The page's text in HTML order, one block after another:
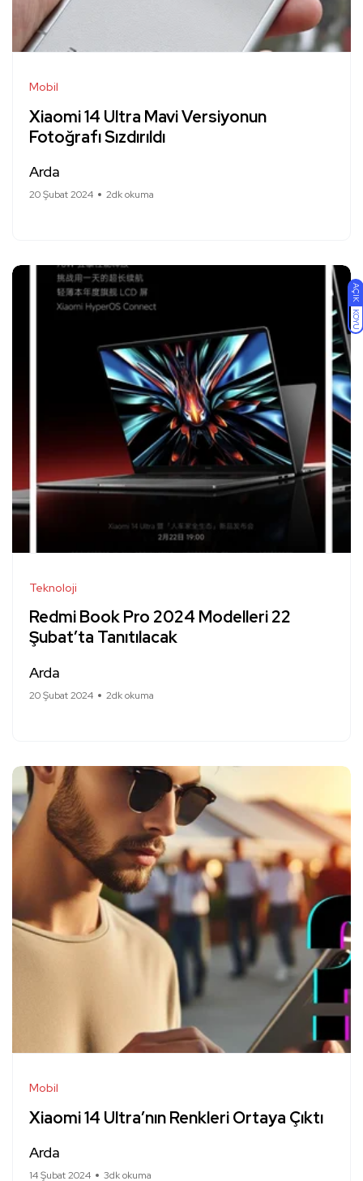
AÇIK
KOYU
Mobil
Xiaomi 14 Ultra Mavi Versiyonun
Fotoğrafı Sızdırıldı
Arda
20 Şubat 2024 2dk okuma
Teknoloji
Redmi Book Pro 2024 Modelleri 22
Şubat’ta Tanıtılacak
Arda
20 Şubat 2024 2dk okuma
Mobil
Xiaomi 14 Ultra’nın Renkleri Ortaya Çıktı
Arda
14 Şubat 2024 3dk okuma